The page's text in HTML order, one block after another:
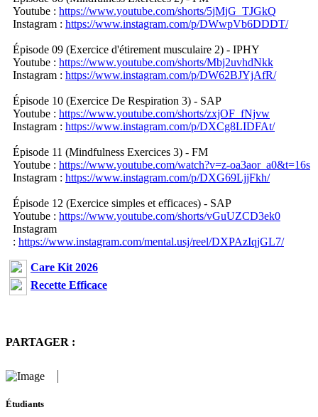
Youtube : https://www.youtube.com/shorts/5jMjG_TJGkQ
Instagram : https://www.instagram.com/p/DWwpVb6DDDT/
Épisode 09 (Exercice d'étirement musculaire 2) - IPHY
Youtube : https://www.youtube.com/shorts/Mbj2uvhdNkk
Instagram : https://www.instagram.com/p/DW62BJYjAfR/
Épisode 10 (Exercice De Respiration 3) - SAP
Youtube : https://www.youtube.com/shorts/zxjOF_fNjvw
Instagram : https://www.instagram.com/p/DXCg8LIDFAt/
Épisode 11 (Mindfulness Exercices 3) - FM
Youtube : https://www.youtube.com/watch?v=z-oa3aor_a0&t=16s
Instagram : https://www.instagram.com/p/DXG69LjjFkh/
Épisode 12 (Exercice simples et efficaces) - SAP
Youtube : https://www.youtube.com/shorts/vGuUZCD3ek0
Instagram
: https://www.instagram.com/mental.usj/reel/DXPAzIqjGL7/
Care Kit 2026
Recette Efficace
PARTAGER :
Étudiants